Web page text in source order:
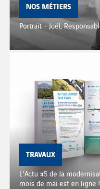
NOS MÉTIERS
Portrait - Joël,
TRAVAUX
L'Actu #5 de la
mois de mai est en ligne !